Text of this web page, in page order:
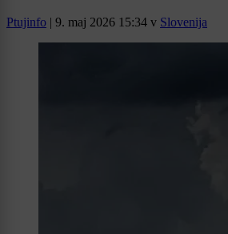
Ptujinfo | 9. maj 2026 15:34 v Slovenija